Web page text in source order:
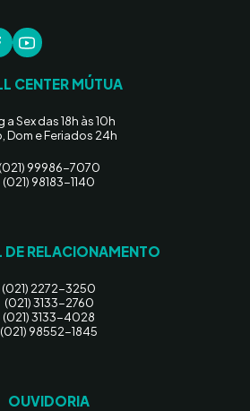
CENTER MÚTUA
a Sex das 18h às 10h
Dom e Feriados 24h
(021) 99986-7070
(021) 98183-1140
DE RELACIONAMENTO
(021) 2272-3250
(021) 3133-2760
(021) 3133-4028
(021) 98552-1845
OUVIDORIA